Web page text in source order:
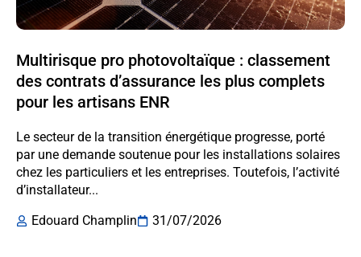
Multirisque pro photovoltaïque : classement
des contrats d’assurance les plus complets
pour les artisans ENR
Le secteur de la transition énergétique progresse, porté
par une demande soutenue pour les installations solaires
chez les particuliers et les entreprises. Toutefois, l’activité
d’installateur...
Edouard Champlin
31/07/2026